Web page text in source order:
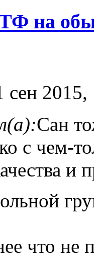
на
сен 2015,
Сан
с чем-
и
что не